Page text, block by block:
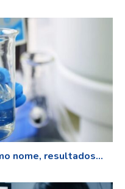
nome, resultados...